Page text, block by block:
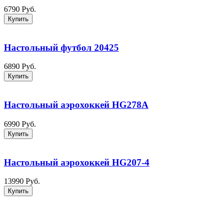
6790 Руб.
Купить
Настольный футбол 20425
6890 Руб.
Купить
Настольный аэрохоккей HG278A
6990 Руб.
Купить
Настольный аэрохоккей HG207-4
13990 Руб.
Купить